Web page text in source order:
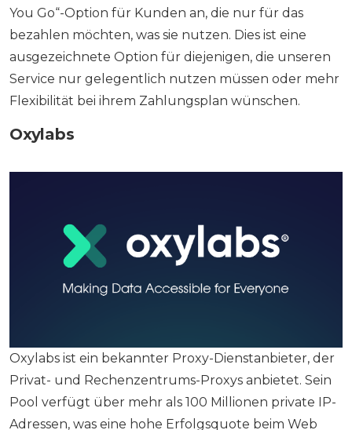
You Go“-Option für Kunden an, die nur für das
bezahlen möchten, was sie nutzen. Dies ist eine
ausgezeichnete Option für diejenigen, die unseren
Service nur gelegentlich nutzen müssen oder mehr
Flexibilität bei ihrem Zahlungsplan wünschen.
Oxylabs
Oxylabs ist ein bekannter Proxy-Dienstanbieter, der
Privat- und Rechenzentrums-Proxys anbietet. Sein
Pool verfügt über mehr als 100 Millionen private IP-
Adressen, was eine hohe Erfolgsquote beim Web